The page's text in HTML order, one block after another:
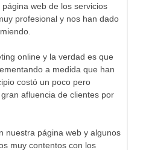
web de los servicios
profesional y nos han dado
online y la verdad es que
a medida que han
costó un poco pero
afluencia de clientes por
nuestra página web y algunos
muy contentos con los